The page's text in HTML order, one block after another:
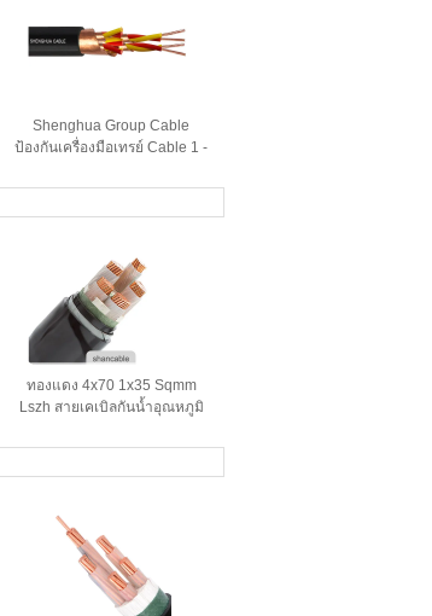
Shenghua Group Cable
ป้องกันเครื่องมือเทรย์ Cable 1 -
กระจาย
ทองแดง 4x70 1x35 Sqmm
Lszh สายเคเบิลกันน้ำอุณหภูมิ
ศูนย์กลาง